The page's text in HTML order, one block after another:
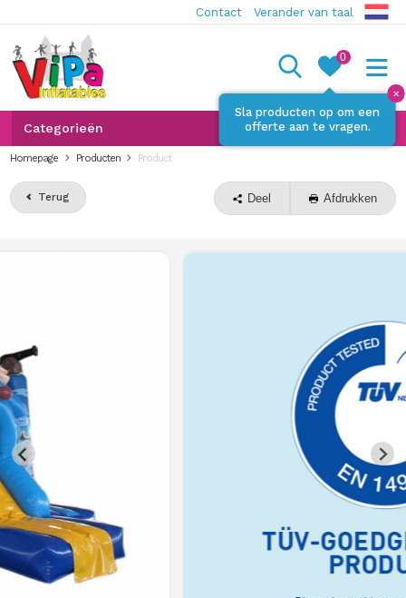
Contact Verander van taal
0
Sla producten op om een
offerte aan te vragen.
✕
Categorieën
Homepage Producten Product
Terug Deel Afdrukken